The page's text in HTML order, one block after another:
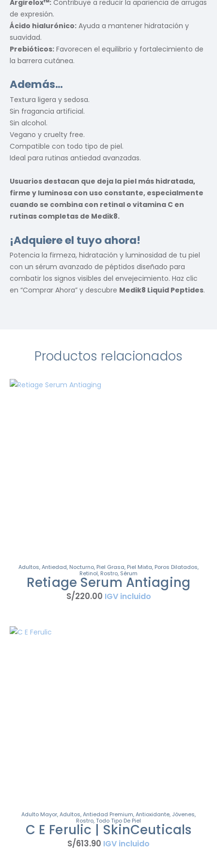
Argirelox™: Contribuye a reducir la apariencia de arrugas
de expresión.
Ácido hialurónico: Ayuda a mantener hidratación y
suavidad.
Prebióticos: Favorecen el equilibrio y fortalecimiento de
la barrera cutánea.
Además…
Textura ligera y sedosa.
Sin fragancia artificial.
Sin alcohol.
Vegano y cruelty free.
Compatible con todo tipo de piel.
Ideal para rutinas antiedad avanzadas.
Usuarios destacan que deja la piel más hidratada,
firme y luminosa con uso constante, especialmente
cuando se combina con retinal o vitamina C en
rutinas completas de Medik8.
¡Adquiere el tuyo ahora!
Potencia la firmeza, hidratación y luminosidad de tu piel
con un sérum avanzado de péptidos diseñado para
combatir los signos visibles del envejecimiento. Haz clic
en “Comprar Ahora” y descubre Medik8 Liquid Peptides.
Productos relacionados
Adultos,Antiedad, Nocturno, Piel Grasa, Piel Mixta, Poros Dilatados,
Retinol, Rostro, Sérum
Retiage Serum Antiaging
S/220.00 IGV incluido
Adulto Mayor,Adultos,Antiedad Premium,Antioxidante, Jóvenes,
Rostro,Todo Tipo De Piel
C E Ferulic | SkinCeuticals
S/613.90 IGV incluido